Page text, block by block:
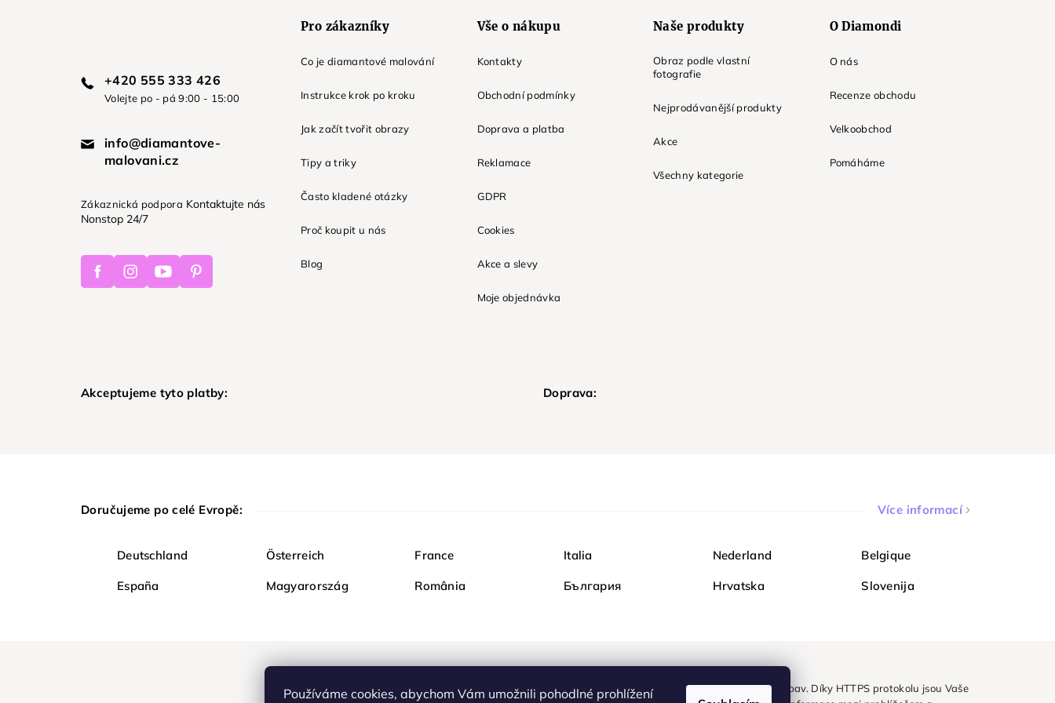
Používáme cookies, abychom Vám umožnili pohodlné prohlížení
+420 555 333 426
Volejte po - pá 9:00 - 15:00
info@diamantove-
malovani.cz
Zákaznická podpora Kontaktujte nás
Nonstop 24/7
FacebookInstagramYoutubePinterest
Pro zákazníky
Co je diamantové malování
Instrukce krok po kroku
Jak začít tvořit obrazy
Tipy a triky
Často kladené otázky
Proč koupit u nás
Blog
Vše o nákupu
Kontakty
Obchodní podmínky
Doprava a platba
Reklamace
GDPR
Cookies
Akce a slevy
Moje objednávka
Naše produkty
Obraz podle vlastní
fotografie
Nejprodávanější produkty
Akce
Všechny kategorie
O Diamondi
O nás
Recenze obchodu
Velkoobchod
Pomáháme
Akceptujeme tyto platby: Doprava:
Doručujeme po celé Evropě: Více informací
Deutschland Österreich France Italia Nederland Belgique
España Magyarország România България Hrvatska Slovenija
Nakupujte na Diamondi bezpečně a bez obav. Díky HTTPS protokolu jsou Vaše